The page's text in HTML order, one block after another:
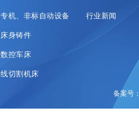
专机、非标自动设备
床身铸件
数控车床
线切割机床
行业新闻
备案号